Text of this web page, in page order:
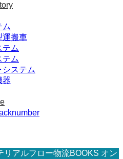
ム
運搬車
テム
テム
システム
器
アルフロー物流BOOKS オン